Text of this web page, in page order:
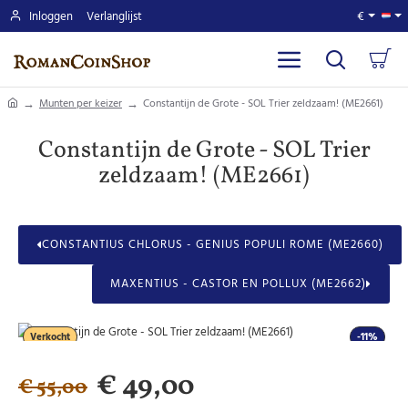
Inloggen Verlanglijst €
homeMunten per keizer Constantijn de Grote - SOL Trier zeldzaam! (ME2661)
Constantijn de Grote - SOL Trier
zeldzaam! (ME2661)
CONSTANTIUS CHLORUS - GENIUS POPULI ROME (ME2660)
MAXENTIUS - CASTOR EN POLLUX (ME2662)
-11%
Verkocht
€ 49,00
€ 55,00